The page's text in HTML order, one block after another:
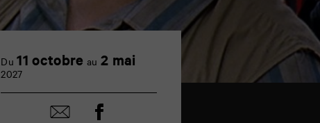
Du 11 octobre au 2 mai
2027
Partager
Partager
sur